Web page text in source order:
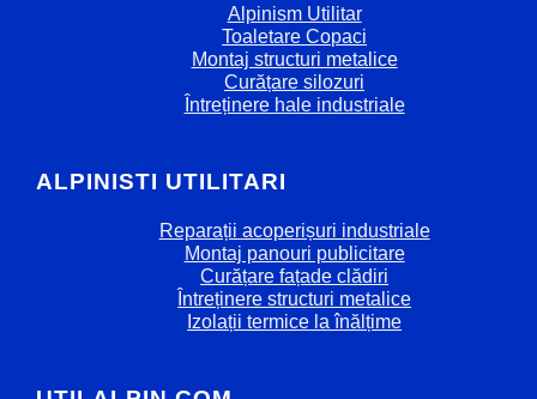
Alpinism Utilitar
Toaletare Copaci
Montaj structuri metalice
Curățare silozuri
Întreținere hale industriale
ALPINISTI UTILITARI
Reparații acoperișuri industriale
Montaj panouri publicitare
Curățare fațade clădiri
Întreținere structuri metalice
Izolații termice la înălțime